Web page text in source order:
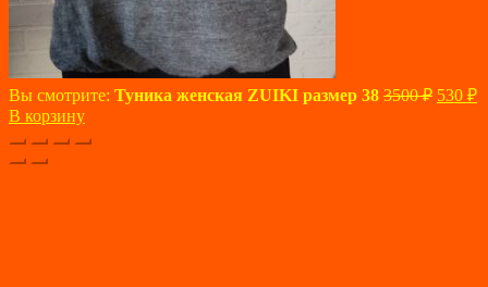
Вы смотрите: Туника женская ZUIKI размер 38 3500₽ 530 ₽
В корзину